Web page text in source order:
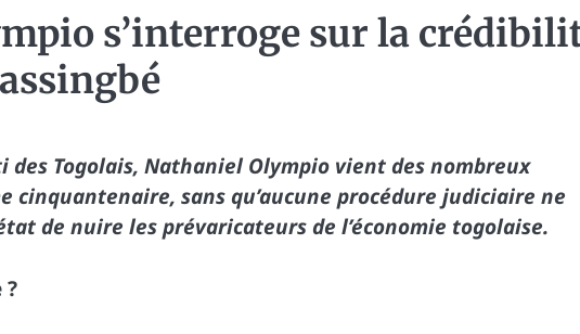
s’interroge sur la
Togolais, Nathaniel Olympio vient des nombreux
cinquantenaire, sans qu’aucune procédure judiciaire ne
de nuire les prévaricateurs de l’économie togolaise.